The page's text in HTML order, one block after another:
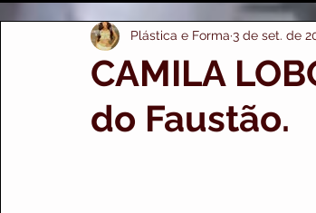
Estética & Beleza MENTE e CORPO
Plástica e Forma Empresarial PRIME
CAMILA
do Faustão.
Plástica e Forma 3 de set. de